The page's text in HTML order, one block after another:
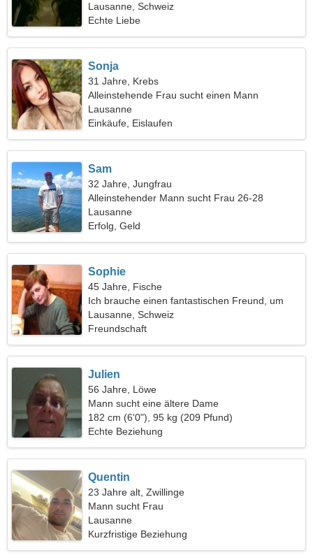
Lausanne, Schweiz
Echte Liebe
Sonja
31 Jahre, Krebs
Alleinstehende Frau sucht einen Mann
Lausanne
Einkäufe, Eislaufen
Sam
32 Jahre, Jungfrau
Alleinstehender Mann sucht Frau 26-28
Lausanne
Erfolg, Geld
Sophie
45 Jahre, Fische
Ich brauche einen fantastischen Freund, um
zusammen Ski zu fahren
Lausanne, Schweiz
Freundschaft
Julien
56 Jahre, Löwe
Mann sucht eine ältere Dame
182 cm (6'0"), 95 kg (209 Pfund)
Echte Beziehung
Quentin
23 Jahre alt, Zwillinge
Mann sucht Frau
Lausanne
Kurzfristige Beziehung